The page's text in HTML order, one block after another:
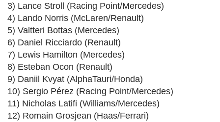
3) Lance Stroll (Racing Point/Mercedes)
4) Lando Norris (McLaren/Renault)
5) Valtteri Bottas (Mercedes)
6) Daniel Ricciardo (Renault)
7) Lewis Hamilton (Mercedes)
8) Esteban Ocon (Renault)
9) Daniil Kvyat (AlphaTauri/Honda)
10) Sergio Pérez (Racing Point/Mercedes)
11) Nicholas Latifi (Williams/Mercedes)
12) Romain Grosjean (Haas/Ferrari)